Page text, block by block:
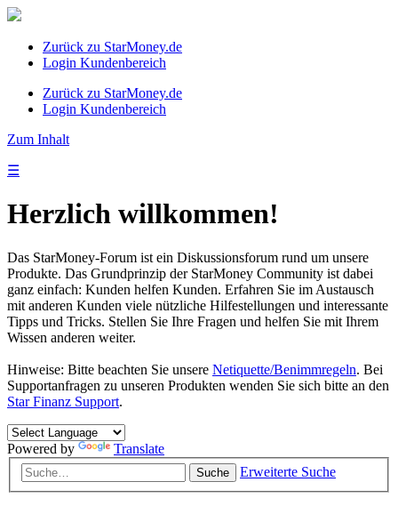
Zurück zu StarMoney.de
Login Kundenbereich
Zurück zu StarMoney.de
Login Kundenbereich
Zum Inhalt
☰
Herzlich willkommen!
Das StarMoney-Forum ist ein Diskussionsforum rund um unsere
Produkte. Das Grundprinzip der StarMoney Community ist dabei
ganz einfach: Kunden helfen Kunden. Erfahren Sie im Austausch
mit anderen Kunden viele nützliche Hilfestellungen und interessante
Tipps und Tricks. Stellen Sie Ihre Fragen und helfen Sie mit Ihrem
Wissen anderen weiter.
Hinweise: Bitte beachten Sie unsere Netiquette/Benimmregeln. Bei
Supportanfragen zu unseren Produkten wenden Sie sich bitte an den
Star Finanz Support.
Powered by Translate
Suche Erweiterte Suche